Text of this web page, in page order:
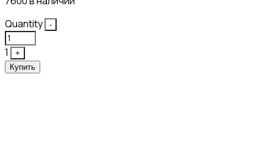
Quantity
-
1
+
Купить